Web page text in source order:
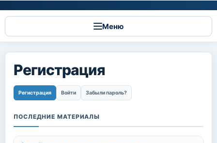
Меню
Регистрация
Главные вкладки
Регистрация
(активная вкладка)Войти Забыли пароль?
ПОСЛЕДНИЕ МАТЕРИАЛЫ